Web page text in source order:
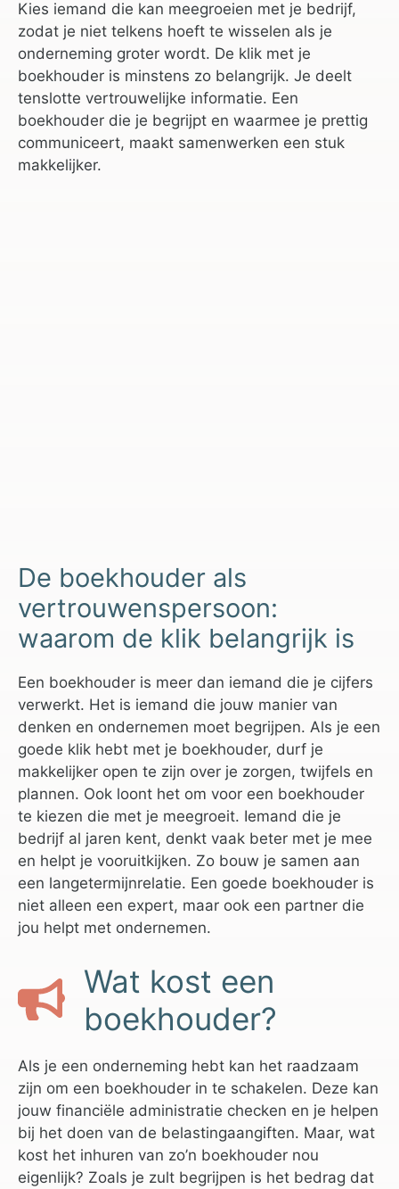
Kies iemand die kan meegroeien met je bedrijf,
zodat je niet telkens hoeft te wisselen als je
onderneming groter wordt. De klik met je
boekhouder is minstens zo belangrijk. Je deelt
tenslotte vertrouwelijke informatie. Een
boekhouder die je begrijpt en waarmee je prettig
communiceert, maakt samenwerken een stuk
makkelijker.
De boekhouder als
vertrouwenspersoon:
waarom de klik belangrijk is
Een boekhouder is meer dan iemand die je cijfers
verwerkt. Het is iemand die jouw manier van
denken en ondernemen moet begrijpen. Als je een
goede klik hebt met je boekhouder, durf je
makkelijker open te zijn over je zorgen, twijfels en
plannen. Ook loont het om voor een boekhouder
te kiezen die met je meegroeit. Iemand die je
bedrijf al jaren kent, denkt vaak beter met je mee
en helpt je vooruitkijken. Zo bouw je samen aan
een langetermijnrelatie. Een goede boekhouder is
niet alleen een expert, maar ook een partner die
jou helpt met ondernemen.
Wat kost een
boekhouder?
Als je een onderneming hebt kan het raadzaam
zijn om een boekhouder in te schakelen. Deze kan
jouw financiële administratie checken en je helpen
bij het doen van de belastingaangiften. Maar, wat
kost het inhuren van zo’n boekhouder nou
eigenlijk? Zoals je zult begrijpen is het bedrag dat